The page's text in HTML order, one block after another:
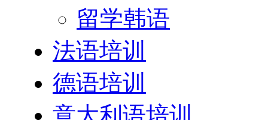
留学韩语
法语培训
德语培训